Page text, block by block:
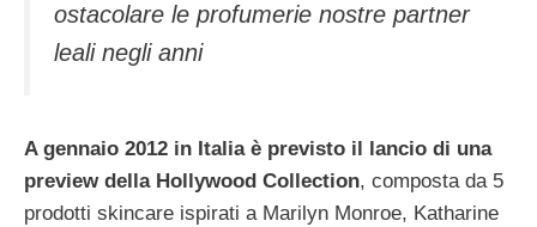
ostacolare le profumerie nostre partner
leali negli anni
A gennaio 2012 in Italia è previsto il lancio di una
preview della Hollywood Collection, composta da 5
prodotti skincare ispirati a Marilyn Monroe, Katharine